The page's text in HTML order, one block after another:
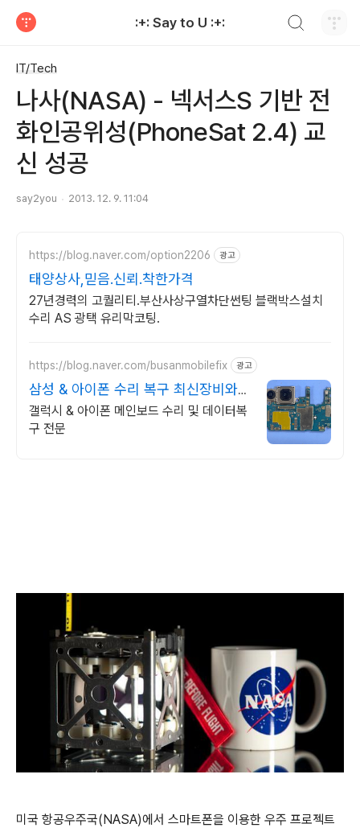
:+: Say to U :+:
IT/Tech
나사(NASA) - 넥서스S 기반 전
화인공위성(PhoneSat 2.4) 교
신 성공
say2you 2013. 12. 9. 11:04
https://blog.naver.com/option2206 광고
태양상사,믿음.신뢰.착한가격
27년경력의 고퀄리티.부산사상구열차단썬팅 블랙박스설치
수리 AS 광택 유리막코팅.
https://blog.naver.com/busanmobilefix 광고
삼성 & 아이폰 수리 복구 최신장비와
정품부품 당일수리
갤럭시 & 아이폰 메인보드 수리 및 데이터복
구 전문
미국 항공우주국(NASA)에서 스마트폰을 이용한 우주 프로젝트